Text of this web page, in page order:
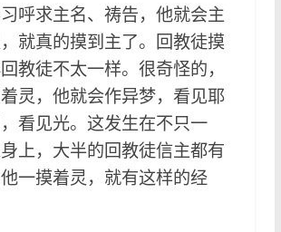
呼求主名、祷告，他就会主
就真的摸到主了。回教徒摸
教徒不太一样。很奇怪的，
灵，他就会作异梦，看见耶
看见光。这发生在不只一
上，大半的回教徒信主都有
一摸着灵，就有这样的经